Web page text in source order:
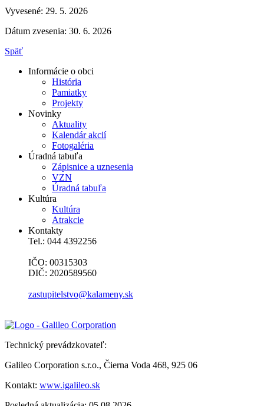
Vyvesené: 29. 5. 2026
Dátum zvesenia: 30. 6. 2026
Späť
Informácie o obci
História
Pamiatky
Projekty
Novinky
Aktuality
Kalendár akcií
Fotogaléria
Úradná tabuľa
Zápisnice a uznesenia
VZN
Úradná tabuľa
Kultúra
Kultúra
Atrakcie
Kontakty
Tel.: 044 4392256
IČO: 00315303
DIČ: 2020589560
zastupitelstvo@kalameny.sk
Technický prevádzkovateľ:
Galileo Corporation s.r.o., Čierna Voda 468, 925 06
Kontakt: www.igalileo.sk